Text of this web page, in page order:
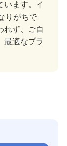
います。イ
りがちで
れず、ご自
最適なプラ